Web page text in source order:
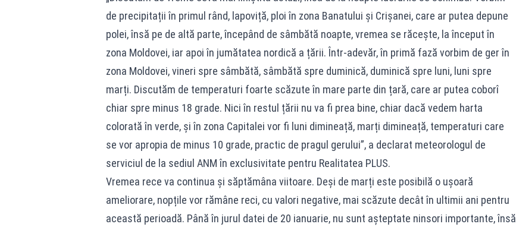
de precipitații în primul rând, lapoviță, ploi în zona Banatului și Crișanei, care ar putea depune
polei, însă pe de altă parte, începând de sâmbătă noapte, vremea se răcește, la început în
zona Moldovei, iar apoi în jumătatea nordică a țării. Într-adevăr, în primă fază vorbim de ger în
zona Moldovei, vineri spre sâmbătă, sâmbătă spre duminică, duminică spre luni, luni spre
marți. Discutăm de temperaturi foarte scăzute în mare parte din țară, care ar putea coborî
chiar spre minus 18 grade. Nici în restul țării nu va fi prea bine, chiar dacă vedem harta
colorată în verde, și în zona Capitalei vor fi luni dimineață, marți dimineață, temperaturi care
se vor apropia de minus 10 grade, practic de pragul gerului”, a declarat meteorologul de
serviciul de la sediul ANM în exclusivitate pentru Realitatea PLUS.
Vremea rece va continua și săptămâna viitoare. Deși de marți este posibilă o ușoară
ameliorare, nopțile vor rămâne reci, cu valori negative, mai scăzute decât în ultimii ani pentru
această perioadă. Până în jurul datei de 20 ianuarie, nu sunt așteptate ninsori importante, însă